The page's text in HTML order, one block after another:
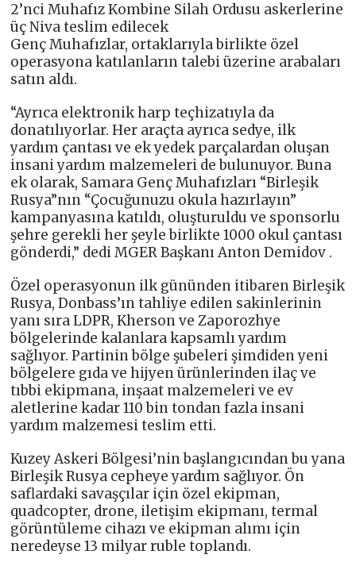
2’nci Muhafız Kombine Silah Ordusu askerlerine
üç Niva teslim edilecek
Genç Muhafızlar, ortaklarıyla birlikte özel
operasyona katılanların talebi üzerine arabaları
satın aldı.
“Ayrıca elektronik harp teçhizatıyla da
donatılıyorlar. Her araçta ayrıca sedye, ilk
yardım çantası ve ek yedek parçalardan oluşan
insani yardım malzemeleri de bulunuyor. Buna
ek olarak, Samara Genç Muhafızları “Birleşik
Rusya”nın “Çocuğunuzu okula hazırlayın”
kampanyasına katıldı, oluşturuldu ve sponsorlu
şehre gerekli her şeyle birlikte 1000 okul çantası
gönderdi,” dedi MGER Başkanı Anton Demidov .
Özel operasyonun ilk gününden itibaren Birleşik
Rusya, Donbass’ın tahliye edilen sakinlerinin
yanı sıra LDPR, Kherson ve Zaporozhye
bölgelerinde kalanlara kapsamlı yardım
sağlıyor. Partinin bölge şubeleri şimdiden yeni
bölgelere gıda ve hijyen ürünlerinden ilaç ve
tıbbi ekipmana, inşaat malzemeleri ve ev
aletlerine kadar 110 bin tondan fazla insani
yardım malzemesi teslim etti.
Kuzey Askeri Bölgesi’nin başlangıcından bu yana
Birleşik Rusya cepheye yardım sağlıyor. Ön
saflardaki savaşçılar için özel ekipman,
quadcopter, drone, iletişim ekipmanı, termal
görüntüleme cihazı ve ekipman alımı için
neredeyse 13 milyar ruble toplandı.